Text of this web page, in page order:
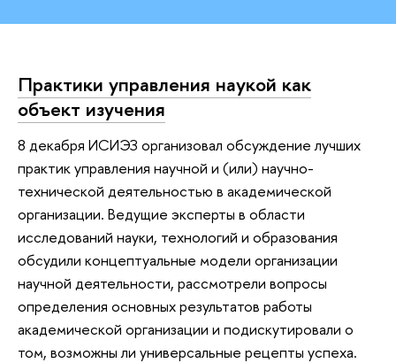
Практики управления наукой как
объект изучения
8 декабря ИСИЭЗ организовал обсуждение лучших
практик управления научной и (или) научно-
технической деятельностью в академической
организации. Ведущие эксперты в области
исследований науки, технологий и образования
обсудили концептуальные модели организации
научной деятельности, рассмотрели вопросы
определения основных результатов работы
академической организации и подискутировали о
том, возможны ли универсальные рецепты успеха.